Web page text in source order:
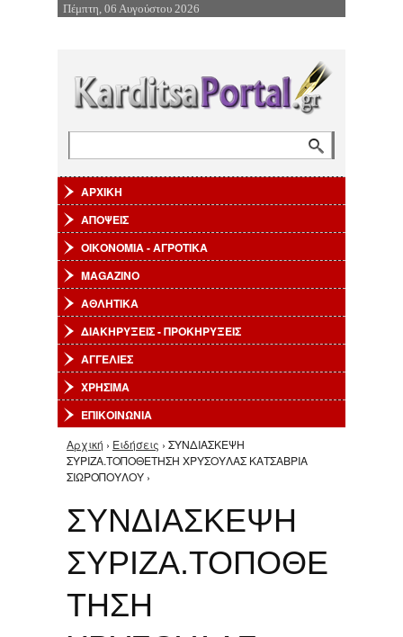
Επιστροφή στην Πλοήγηση
Πέμπτη, 06 Αυγούστου 2026
ΑΡΧΙΚΗ
ΑΠΟΨΕΙΣ
ΟΙΚΟΝΟΜΙΑ - ΑΓΡΟΤΙΚΑ
MAGAZINO
ΑΘΛΗΤΙΚΑ
ΔΙΑΚΗΡΥΞΕΙΣ - ΠΡΟΚΗΡΥΞΕΙΣ
ΑΓΓΕΛΙΕΣ
ΧΡΗΣΙΜΑ
ΕΠΙΚΟΙΝΩΝΙΑ
Είστε εδώ
Αρχική › Ειδήσεις › ΣΥΝΔΙΑΣΚΕΨΗ
ΣΥΡΙΖΑ.ΤΟΠΟΘΕΤΗΣΗ ΧΡΥΣΟΥΛΑΣ ΚΑΤΣΑΒΡΙΑ
ΣΙΩΡΟΠΟΥΛΟΥ ›
ΣΥΝΔΙΑΣΚΕΨΗ
ΣΥΡΙΖΑ.ΤΟΠΟΘΕ
ΤΗΣΗ